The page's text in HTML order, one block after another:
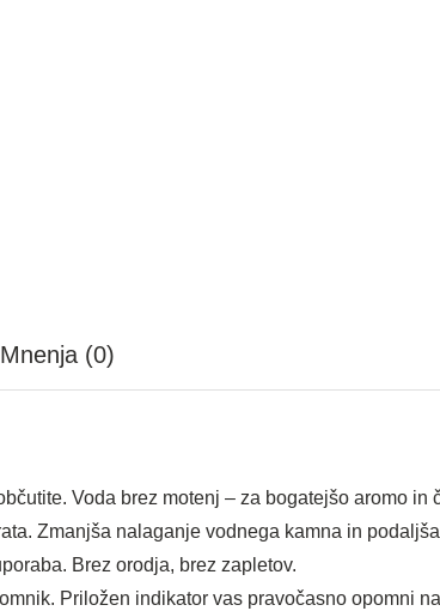
Mnenja (0)
Voda brez motenj – za bogatejšo aromo in
Zmanjša nalaganje vodnega kamna in
Brez orodja, brez zapletov.
Priložen indikator vas pravočasno opomni